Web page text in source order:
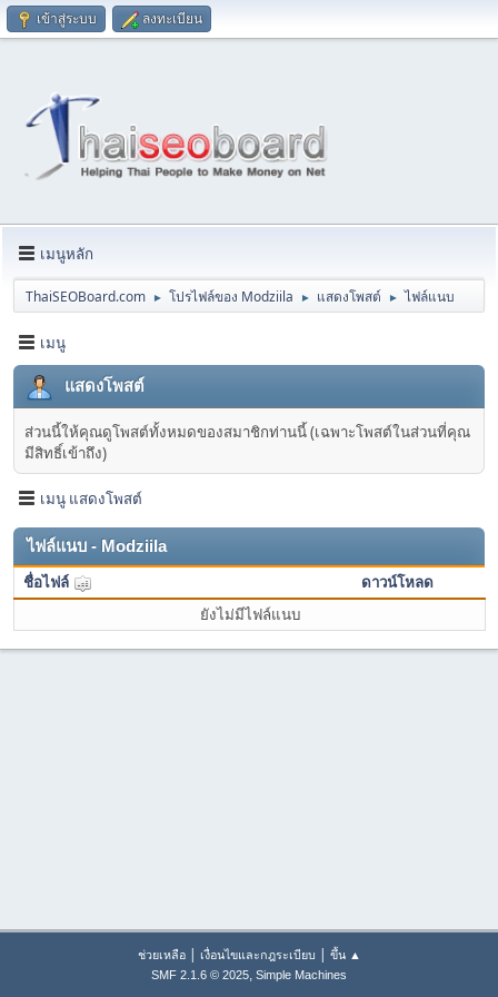
เข้าสู่ระบบ ลงทะเบียน
เมนูหลัก
ThaiSEOBoard.com ► โปรไฟล์ของ Modziila ► แสดงโพสต์ ► ไฟล์แนบ
เมนู
แสดงโพสต์
ส่วนนี้ให้คุณดูโพสต์ทั้งหมดของสมาชิกท่านนี้ (เฉพาะโพสต์ในส่วนที่คุณ
มีสิทธิ์เข้าถึง)
เมนู แสดงโพสต์
ไฟล์แนบ - Modziila
ชื่อไฟล์
ดาวน์โหลด
ยังไม่มีไฟล์แนบ
ช่วยเหลือ| เงื่อนไขและกฎระเบียบ | ขึ้น ▲
SMF 2.1.6 © 2025, Simple Machines